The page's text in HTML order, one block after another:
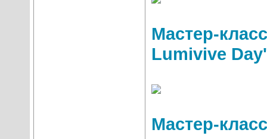
Мастер-
Lumivive Day'
Мастер-